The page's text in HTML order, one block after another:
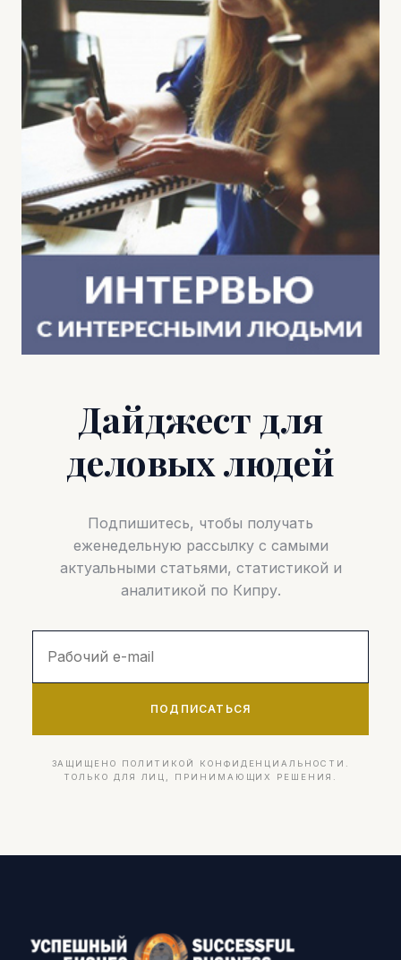
Дайджест для
деловых людей
Подпишитесь, чтобы получать
еженедельную рассылку с самыми
актуальными статьями, статистикой и
аналитикой по Кипру.
ПОДПИСАТЬСЯ
ЗАЩИЩЕНО ПОЛИТИКОЙ КОНФИДЕНЦИАЛЬНОСТИ.
ТОЛЬКО ДЛЯ ЛИЦ, ПРИНИМАЮЩИХ РЕШЕНИЯ.